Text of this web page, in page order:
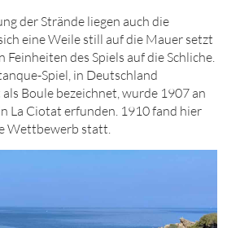
der Strän­de liegen auch die
eine Weile still auf die Mauer setzt
des Spiels auf die Schliche.
Spiel, in Deutschland
Boule bezeichnet, wurde 1907 an
La Ciotat erfunden. 1910fand hier
Wettbewerb statt.